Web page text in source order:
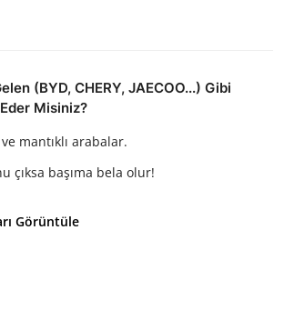
(BYD, CHERY, JAECOO...) Gibi
Misiniz?
mantıklı arabalar.
çıksa başıma bela olur!
Görüntüle